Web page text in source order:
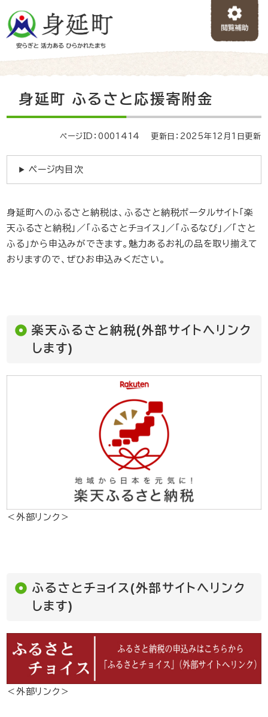
ー
先
身延町 ふるさと応援寄附金
ページID：0001414 更新日：2025年12月1日更新
ページ内目次
身延町へのふるさと納税は、ふるさと納税ポータルサイト「楽
天ふるさと納税」／「ふるさとチョイス」／「ふるなび」／「さと
ふる」から申込みができます。魅力あるお礼の品を取り揃えて
おりますので、ぜひお申込みください。
楽天ふるさと納税(外部サイトへリンク
します)
＜外部リンク＞
ふるさとチョイス(外部サイトへリンク
します)
＜外部リンク＞